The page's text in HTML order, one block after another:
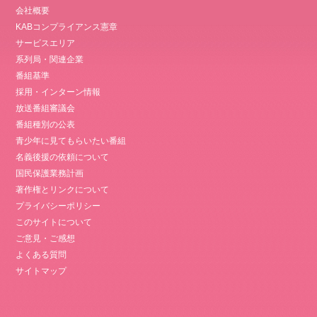
会社概要
KABコンプライアンス憲章
サービスエリア
系列局・関連企業
番組基準
採用・インターン情報
放送番組審議会
番組種別の公表
青少年に見てもらいたい番組
名義後援の依頼について
国民保護業務計画
著作権とリンクについて
プライバシーポリシー
このサイトについて
ご意見・ご感想
よくある質問
サイトマップ